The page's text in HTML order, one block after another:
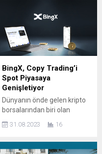
Hasip Akfırat, TBMM Plan ve
Bütçe Komisyonu’nda kabul
edilen Yeni ÖTV
düzenlemesi hakkında sert
uyarılarda bulundu. Özellikle
pick-up tipi ticari araçlara
getirilen %50’ye varan ÖTV
oranı, sektörde panik havası
estirirken, Akfırat’ın
açıklamaları...
BingX, Copy Trading’i
Spot Piyasaya
Genişletiyor
Dünyanın önde gelen kripto
borsalarından biri olan
artırma ve işlem stratejisi
yönündeki en son adımını,
31.08.2023 16